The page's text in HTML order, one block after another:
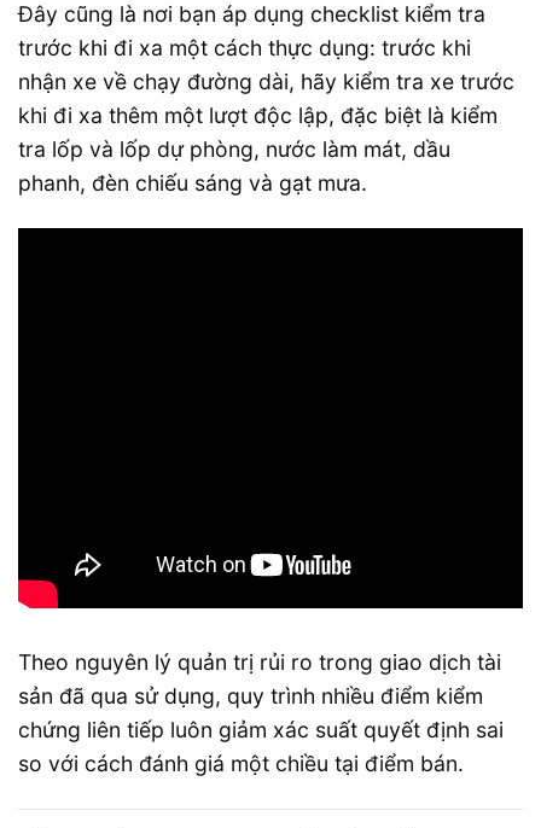
Đây cũng là nơi bạn áp dụng checklist kiểm tra
trước khi đi xa một cách thực dụng: trước khi
nhận xe về chạy đường dài, hãy kiểm tra xe trước
khi đi xa thêm một lượt độc lập, đặc biệt là kiểm
tra lốp và lốp dự phòng, nước làm mát, dầu
phanh, đèn chiếu sáng và gạt mưa.
Theo nguyên lý quản trị rủi ro trong giao dịch tài
sản đã qua sử dụng, quy trình nhiều điểm kiểm
chứng liên tiếp luôn giảm xác suất quyết định sai
so với cách đánh giá một chiều tại điểm bán.